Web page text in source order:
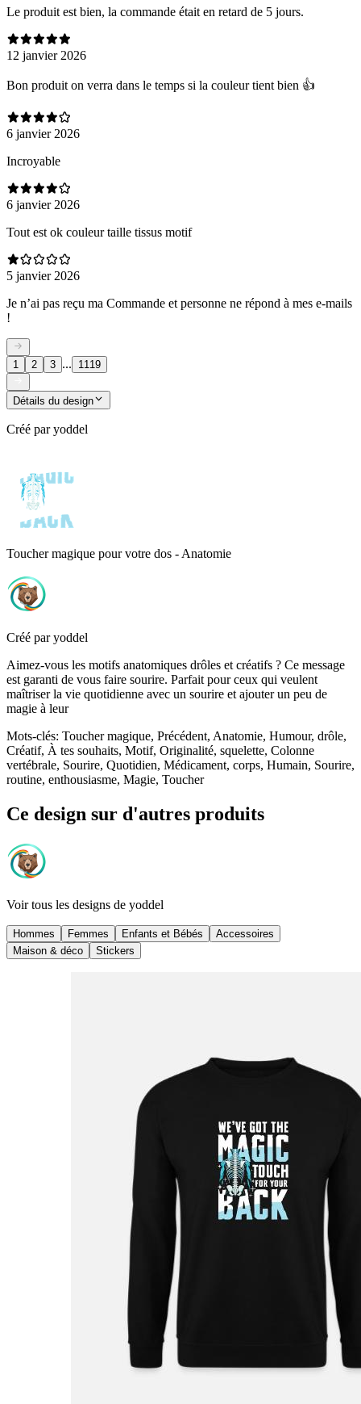
Le produit est bien, la commande était en retard de 5 jours.
12 janvier 2026
Bon produit on verra dans le temps si la couleur tient bien 👍
6 janvier 2026
Incroyable
6 janvier 2026
Tout est ok couleur taille tissus motif
5 janvier 2026
Je n’ai pas reçu ma Commande et personne ne répond à mes e-mails
!
1 2 3 ... 1119
Détails du design
Créé par yoddel
Toucher magique pour votre dos - Anatomie
Créé par yoddel
Aimez-vous les motifs anatomiques drôles et créatifs ? Ce message
est garanti de vous faire sourire. Parfait pour ceux qui veulent
maîtriser la vie quotidienne avec un sourire et ajouter un peu de
magie à leur
Mots-clés: Toucher magique, Précédent, Anatomie, Humour, drôle,
Créatif, À tes souhaits, Motif, Originalité, squelette, Colonne
vertébrale, Sourire, Quotidien, Médicament, corps, Humain, Sourire,
routine, enthousiasme, Magie, Toucher
Ce design sur d'autres produits
Voir tous les designs de yoddel
Hommes Femmes Enfants et Bébés
Accessoires
Maison & déco
Stickers